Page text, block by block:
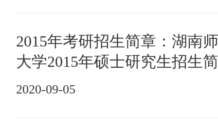
2015年考研招生简章：湖南
大学2015年硕士研究生招生
2020-09-05